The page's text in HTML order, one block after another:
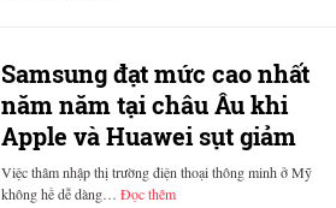
Samsung đạt mức cao nhất
năm năm tại châu Âu khi
Apple và Huawei sụt giảm
Việc thâm nhập thị trường điện thoại thông minh ở Mỹ
không hề dễ dàng… Đọc thêm